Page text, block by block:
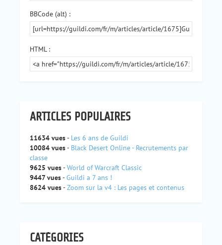
BBCode (alt) :
HTML :
ARTICLES POPULAIRES
11634 vues- Les 6 ans de Guildi
10084 vues- Black Desert Online - Recrutements par
classe
9625 vues-World of Warcraft Classic
9447 vues-Guildi a 7 ans !
8624 vues-Zoom sur la v4 : Les pages et contenus
CATÉGORIES